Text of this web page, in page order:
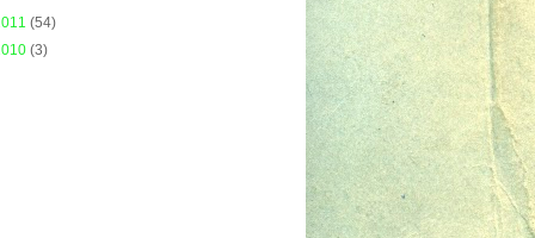
(54)
(3)